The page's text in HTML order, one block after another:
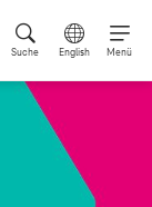
Suche English Menü